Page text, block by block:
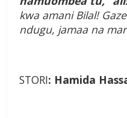
kwa amani Bilal!
ndugu, jamaa na
STORI: Hamida